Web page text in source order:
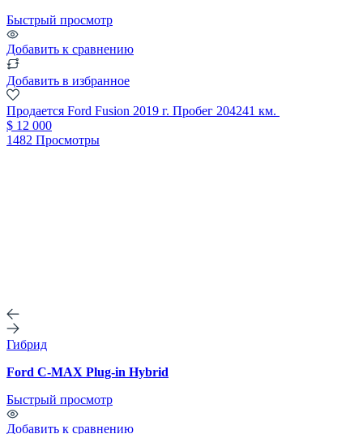
Быстрый просмотр
Добавить к сравнению
Добавить в избранное
Продается Ford Fusion 2019 г. Пробег 204241 км.
$ 12 000
1482 Просмотры
Гибрид
Ford C-MAX Plug-in Hybrid
Быстрый просмотр
Добавить к сравнению